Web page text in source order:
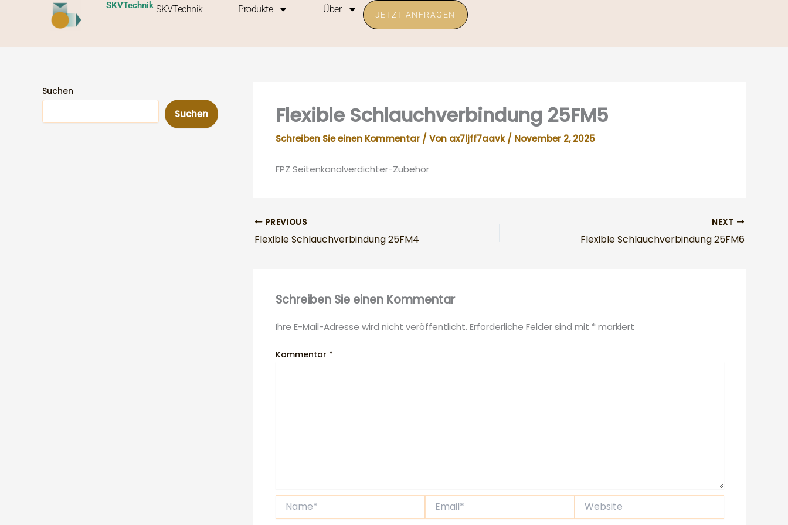
SKVTechnik SKVTechnik Produkte Über JETZT ANFRAGEN
Suchen
Suchen Flexible Schlauchverbindung 25FM5
Schreiben Sie einen Kommentar / Von ax7ljff7aavk/ November 2, 2025
FPZ Seitenkanalverdichter-Zubehör
PREVIOUS
Flexible Schlauchverbindung 25FM4
NEXT
Flexible Schlauchverbindung 25FM6
Schreiben Sie einen Kommentar
Ihre E-Mail-Adresse wird nicht veröffentlicht. Erforderliche Felder sind mit * markiert
Kommentar *
Website